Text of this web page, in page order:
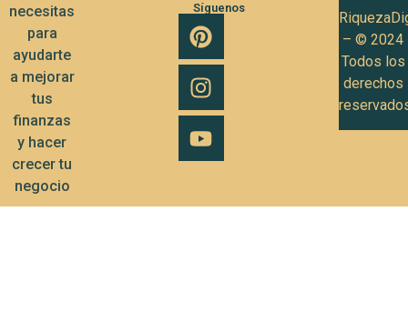
necesitas
para
ayudarte
a mejorar
tus
finanzas
y hacer
crecer tu
negocio
Síguenos
– © 2024
Todos los
derechos